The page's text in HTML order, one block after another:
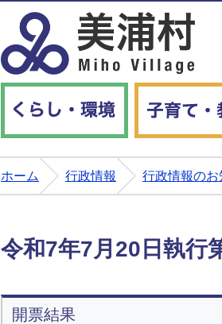
ホーム 行政情報 行政情報のお
令和7年7月20日執行
開票結果